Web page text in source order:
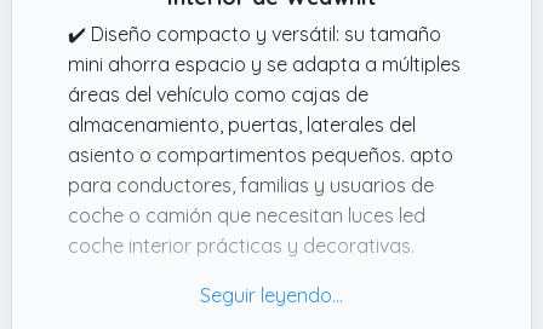
✔️ Diseño compacto y versátil: su tamaño
mini ahorra espacio y se adapta a múltiples
áreas del vehículo como cajas de
almacenamiento, puertas, laterales del
asiento o compartimentos pequeños. apto
para conductores, familias y usuarios de
coche o camión que necesitan luces led
coche interior prácticas y decorativas.
la batería integrada de bajo consumo se